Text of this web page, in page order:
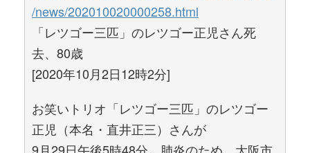
/news/202010020000258.html
「レツゴー三匹」のレツゴー正児さん死
去、80歳
[2020年10月2日12時2分]
お笑いトリオ「レツゴー三匹」のレツゴー
正児（本名・直井正三）さんが